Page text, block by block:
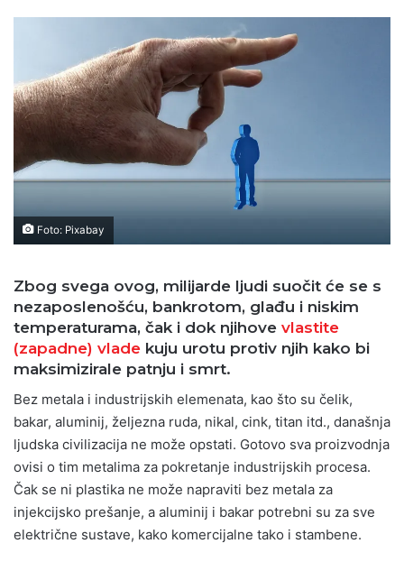
Foto: Pixabay
Zbog svega ovog, milijarde ljudi suočit će se s
nezaposlenošću, bankrotom, glađu i niskim
temperaturama, čak i dok njihove vlastite
(zapadne) vlade kuju urotu protiv njih kako bi
maksimizirale patnju i smrt.
Bez metala i industrijskih elemenata, kao što su čelik,
bakar, aluminij, željezna ruda, nikal, cink, titan itd., današnja
ljudska civilizacija ne može opstati. Gotovo sva proizvodnja
ovisi o tim metalima za pokretanje industrijskih procesa.
Čak se ni plastika ne može napraviti bez metala za
injekcijsko prešanje, a aluminij i bakar potrebni su za sve
električne sustave, kako komercijalne tako i stambene.